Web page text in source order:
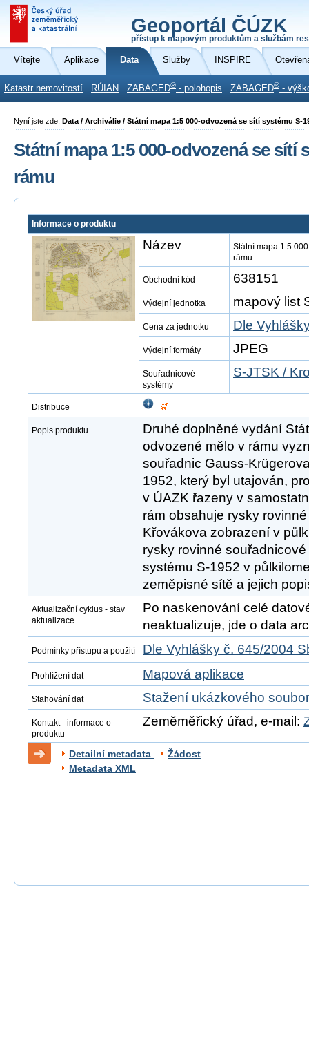
Geoportál ČÚZK
přístup k mapovým produktům a službám
Vítejte Aplikace Data Služby INSPIRE
Katastr nemovitostí RÚIAN ZABAGED® - polohopis ZABAGED® -
Nyní jste zde: Data / Archiválie / Státní mapa 1:5 000-odvozená se sítí systému S-
Státní mapa 1:5 000-odvozená se sítí
rámu
Informace o produktu
Název
Státní mapa 1:5
rámu
Obchodní kód 638151
Výdejní jednotka mapový list
Cena za jednotku Dle
Výdejní formáty JPEG
Souřadnicové
systémy
S-JTSK /
Distribuce
Popis produktu
Druhé doplněné vydání
odvozené mělo v rámu
souřadnic Gauss-
1952, který byl utajován,
v ÚAZK řazeny v
rám obsahuje rysky
Křovákova zobrazení v
rysky rovinné
systému S-1952 v
zeměpisné sítě a jejich
Aktualizační cyklus - stav
aktualizace
Po naskenování celé
neaktualizuje, jde o data
Podmínky přístupu a použití Dle Vyhlášky č. 645/2004
Prohlížení dat Mapová aplikace
Stahování dat Stažení ukázkového
Kontakt - informace o
produktu
Zeměměřický úřad, e-mail:
Detailní metadata
Žádost
Metadata XML